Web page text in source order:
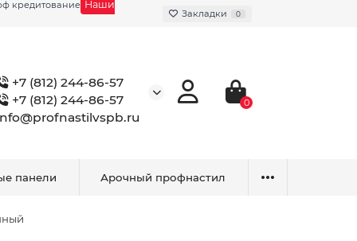
кредитование Наши
Закладки 0
+7 (812) 244-86-57
+7 (812) 244-86-57
0
панели Арочный профнастил